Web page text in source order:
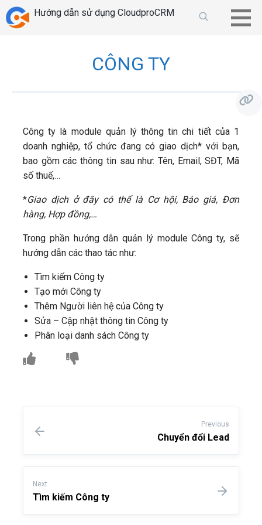
Chuyển
tới
Hướng dẫn sử dụng CloudproCRM
CÔNG TY
Công ty là module quản lý thông tin chi tiết của 1
doanh nghiệp, tổ chức đang có giao dịch* với bạn,
bao gồm các thông tin sau như: Tên, Email, SĐT, Mã
số thuế,…
*Giao dịch ở đây có thể là Cơ hội, Báo giá, Đơn
hàng, Hợp đồng,…
Trong phần hướng dẫn quản lý module Công ty, sẽ
hướng dẫn các thao tác như:
Tìm kiếm Công ty
Tạo mới Công ty
Thêm Người liên hệ của Công ty
Sửa – Cập nhật thông tin Công ty
Phân loại danh sách Công ty
Previous
Chuyển đổi Lead
Next
Tìm kiếm Công ty